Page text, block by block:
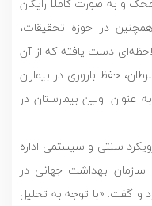
در حوزه تحقیقات،
دست یافته که از آن
حفظ باروری در بیماران
اولین بیمارستان در
سنتی و سیستمی اداره
بهداشت جهانی در
و گفت: «با توجه به تحلیل